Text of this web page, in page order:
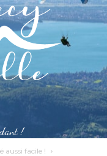
!
aussi facile !